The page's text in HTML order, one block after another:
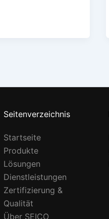
Seitenverzeichnis
Startseite
Produkte
Lösungen
Dienstleistungen
Zertifizierung &
Qualität
Über SEICO